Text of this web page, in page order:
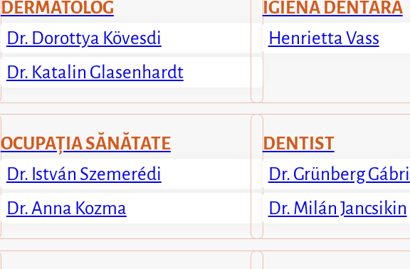
DERMATOLOG
Dr. Dorottya Kövesdi
Dr. Katalin Glasenhardt
IGIENA DENTARĂ
Henrietta Vass
OCUPAȚIA SĂNĂTATE
Dr. István Szemerédi
Dr. Anna Kozma
DENTIST
Dr. Grünberg
Dr. Milán Jancsikin